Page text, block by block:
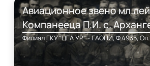
Авиационное звено
Компанееца П.И. с.
Филиал ГКУ "ЦГА УР" - ГАОПИ, Ф.4935,